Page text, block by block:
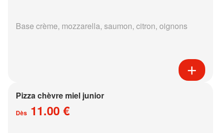
Base crème, mozzarella, saumon, citron, oignons
Pizza chèvre miel junior
Dès 11.00 €